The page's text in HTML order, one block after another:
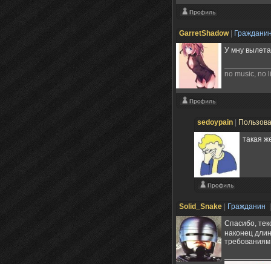
GarretShadow|
У мну
no music, no
sedoypain
такая
Solid_Snake Гражданин
Спасибо,
наконец